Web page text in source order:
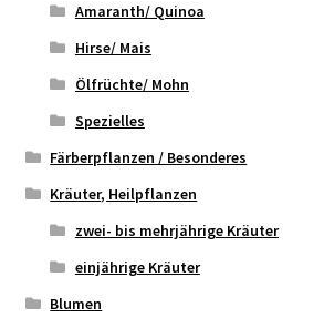
Amaranth/ Quinoa
Hirse/ Mais
Ölfrüchte/ Mohn
Spezielles
Färberpflanzen / Besonderes
Kräuter, Heilpflanzen
zwei- bis mehrjährige Kräuter
einjährige Kräuter
Blumen